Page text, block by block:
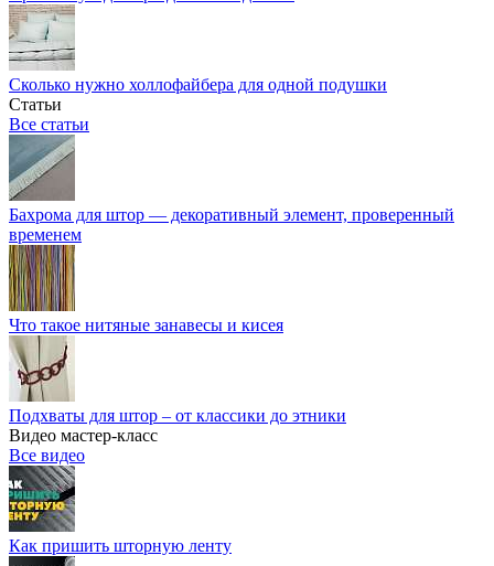
Сколько нужно холлофайбера для одной подушки
Статьи
Все статьи
Бахрома для штор — декоративный элемент, проверенный
временем
Что такое нитяные занавесы и кисея
Подхваты для штор – от классики до этники
Видео мастер-класс
Все видео
Как пришить шторную ленту